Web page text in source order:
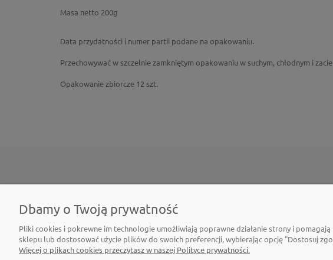
Masa netto 200g
Data przydatności i numer partii podane na opakowaniu.
Przechowywać w szczelnie zamkniętym opakowaniu w suchym, chłodnym i
Opakowanie zbiorcze 12 szt.
Regulamin B2B
Polityka prywatności
Zwroty i reklamacje
Ustawienia konta
Przechowalnia
Dbamy o Twoją prywatność
Pliki cookies i pokrewne im technologie umożliwiają poprawne działanie strony i
sklepu lub dostosować użycie plików do swoich preferencji, wybierając opcję "Dostosuj
Więcej o plikach cookies przeczytasz w naszej Polityce prywatności.